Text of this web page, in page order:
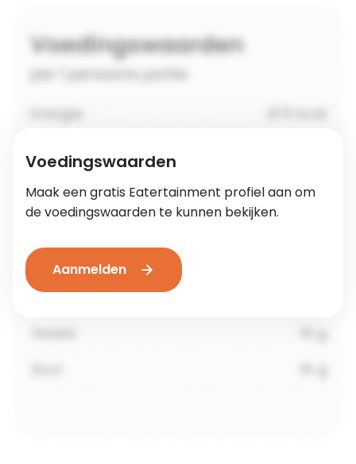
Voedingswaarden
Maak een gratis Eatertainment profiel aan om
de voedingswaarden te kunnen bekijken.
Aanmelden